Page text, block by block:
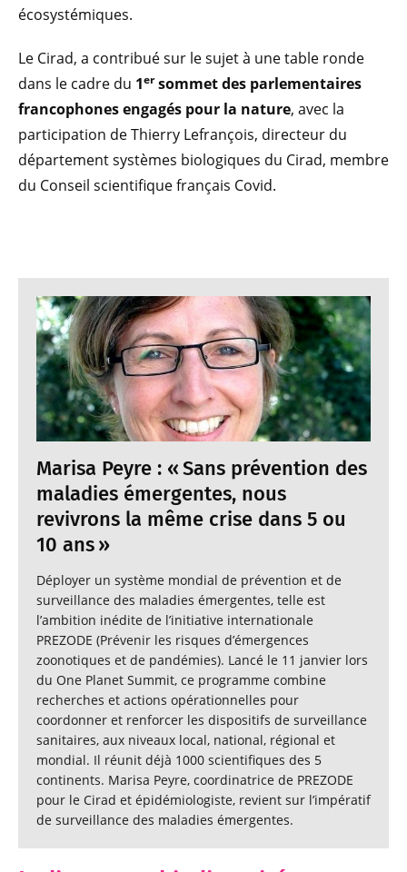
écosystémiques.
Le Cirad, a contribué sur le sujet à une table ronde
dans le cadre du 1ersommet des parlementaires
francophones engagés pour la nature, avec la
participation de Thierry Lefrançois, directeur du
département systèmes biologiques du Cirad, membre
du Conseil scientifique français Covid.
Marisa Peyre : « Sans prévention des
maladies émergentes, nous
revivrons la même crise dans 5 ou
10 ans »
Déployer un système mondial de prévention et de
surveillance des maladies émergentes, telle est
l’ambition inédite de l’initiative internationale
PREZODE (Prévenir les risques d’émergences
zoonotiques et de pandémies). Lancé le 11 janvier lors
du One Planet Summit, ce programme combine
recherches et actions opérationnelles pour
coordonner et renforcer les dispositifs de surveillance
sanitaires, aux niveaux local, national, régional et
mondial. Il réunit déjà 1000 scientifiques des 5
continents. Marisa Peyre, coordinatrice de PREZODE
pour le Cirad et épidémiologiste, revient sur l’impératif
de surveillance des maladies émergentes.